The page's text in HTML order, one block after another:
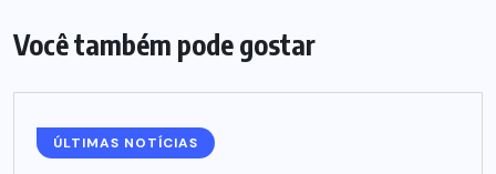
Você também pode gostar
ÚLTIMAS NOTÍCIAS